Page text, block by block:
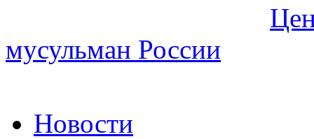
мусульман России
Новости